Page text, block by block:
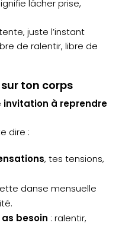
lâcher prise,
juste l’instant
de ralentir, libre de
ton corps
invitation à reprendre
dire :
, tes tensions,
danse mensuelle
besoin : ralentir,